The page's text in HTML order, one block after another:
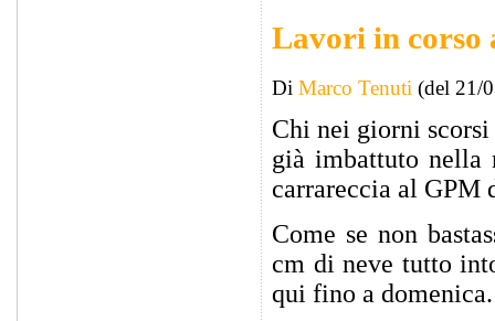
Lavori in corso
Di Marco Tenuti (del 21/
Chi nei giorni
già imbattuto nella
carrareccia al GPM
Come se non
cm di neve tutto
qui fino a domenica.